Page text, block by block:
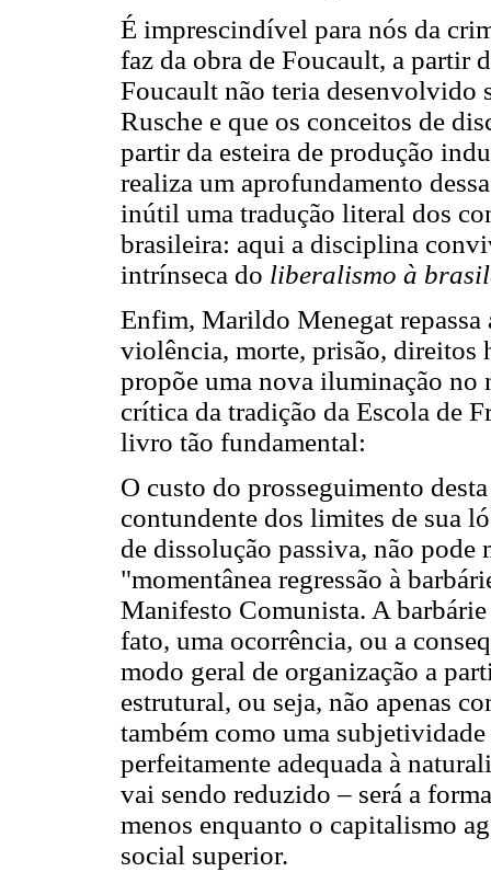
É imprescindível para nós da
faz da obra de Foucault, a partir
Foucault não teria desenvolvido
Rusche e que os conceitos de
partir da esteira de produção
realiza um aprofundamento
inútil uma tradução literal dos
brasileira: aqui a disciplina
intrínseca do liberalismo à
Enfim, Marildo Menegat
violência, morte, prisão, direitos
propõe uma nova iluminação no
crítica da tradição da Escola de
livro tão fundamental:
O custo do prosseguimento
contundente dos limites de sua
de dissolução passiva, não pode
"momentânea regressão à
Manifesto Comunista. A
fato, uma ocorrência, ou a
modo geral de organização a
estrutural, ou seja, não apenas
também como uma
perfeitamente adequada à
vai sendo reduzido – será a
menos enquanto o capitalismo
social superior.